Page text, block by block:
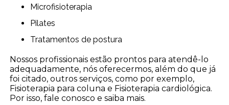
Microfisioterapia
Pilates
Tratamentos de postura
Nossos profissionais estão prontos para atendê-lo
adequadamente, nós oferecermos, além do que já
foi citado, outros serviços, como por exemplo,
Fisioterapia para coluna e Fisioterapia cardiológica.
Por isso, fale conosco e saiba mais.